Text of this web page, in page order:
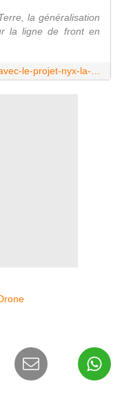
la généralisation
la ligne de front en